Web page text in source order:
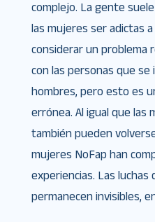
complejo. La gente
las mujeres ser adictas a
considerar un problema
con las personas que se
hombres, pero esto es
errónea. Al igual que las
también pueden
mujeres NoFap han
experiencias. Las luchas
permanecen invisibles,